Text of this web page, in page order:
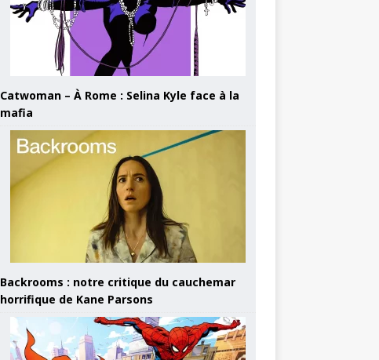
Catwoman – À Rome : Selina Kyle face à la
mafia
Backrooms : notre critique du cauchemar
horrifique de Kane Parsons